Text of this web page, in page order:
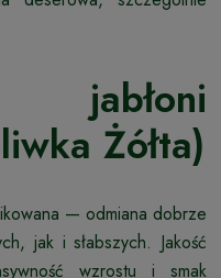
Żółta)
— odmiana dobrze
jak i słabszych. Jakość
wzrostu i smak